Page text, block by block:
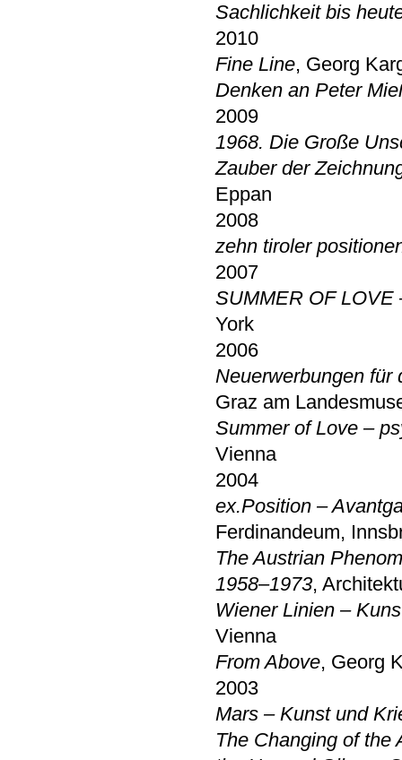
Sachlichkeit bis
2010
Fine Line, Georg
Denken an Peter
2009
1968. Die Große
Zauber der
Eppan
2008
zehn tiroler
2007
SUMMER OF LOVE
York
2006
Neuerwerbungen für
Graz am
Summer of Love –
Vienna
2004
ex.Position –
Ferdinandeum,
The Austrian
1958–1973,
Wiener Linien –
Vienna
From Above, Georg
2003
Mars – Kunst und
The Changing of the